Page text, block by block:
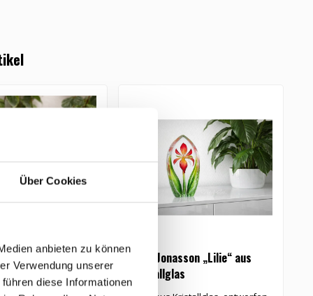
Über Cookies
anbieten zu können
Verwendung unserer
diese Informationen
Mats Jonasson „Lilie“ aus
Kristallglas